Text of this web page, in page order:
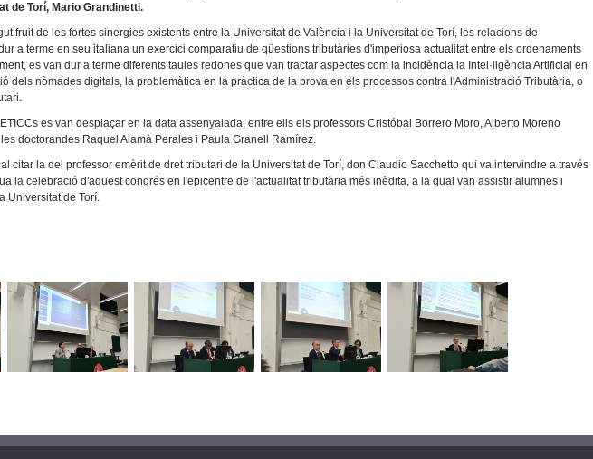
de Torí, Mario Grandinetti.
fruit de les fortes sinergies existents entre la Universitat de València i la Universitat de Torí, les relacions de
a terme en seu italiana un exercici comparatiu de qüestions tributàries d'imperiosa actualitat entre els ordenaments
es van dur a terme diferents taules redones que van tractar aspectes com la incidència la Intel·ligència Artificial en
dels nòmades digitals, la problemàtica en la pràctica de la prova en els processos contra l'Administració Tributària, o
es van desplaçar en la data assenyalada, entre ells els professors Cristóbal Borrero Moro, Alberto Moreno
doctorandes Raquel Alamà Perales i Paula Granell Ramírez.
citar la del professor emèrit de dret tributari de la Universitat de Torí, don Claudio Sacchetto qui va intervindre a través
la celebració d'aquest congrés en l'epicentre de l'actualitat tributària més inèdita, a la qual van assistir alumnes i
Universitat de Torí.